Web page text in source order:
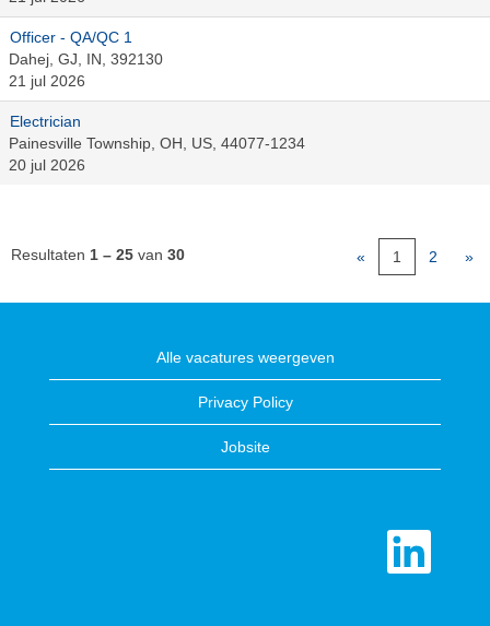
Officer - QA/QC 1
Dahej, GJ, IN, 392130
21 jul 2026
Electrician
Painesville Township, OH, US, 44077-1234
20 jul 2026
Resultaten 1 – 25 van 30 « 1 2 »
Alle vacatures weergeven
Privacy Policy
Jobsite
O
n